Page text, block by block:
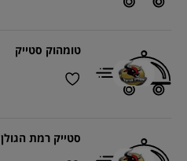
טומהוק סטייק
סטייק רמת הגולן